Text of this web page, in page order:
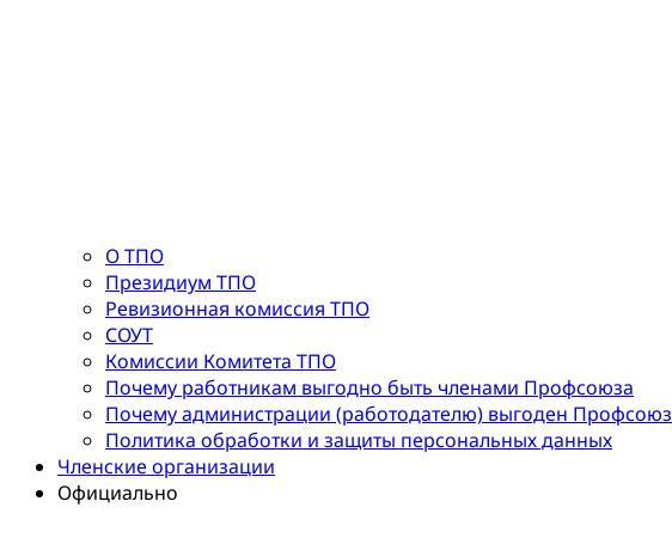
О ТПО
Президиум ТПО
Ревизионная комиссия ТПО
СОУТ
Комиссии Комитета ТПО
Почему работникам выгодно быть членами Профсоюза
Почему администрации (работодателю) выгоден Профсоюз
Политика обработки и защиты персональных данных
Членские организации
Официально